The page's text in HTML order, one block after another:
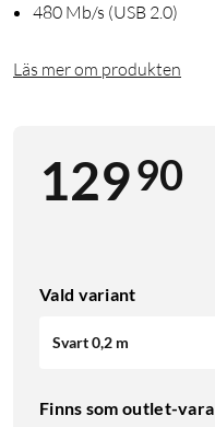
480 Mb/s (USB 2.0)
Läs mer om produkten
12990
Vald variant
Svart 0,2 m
Finns som outlet-vara